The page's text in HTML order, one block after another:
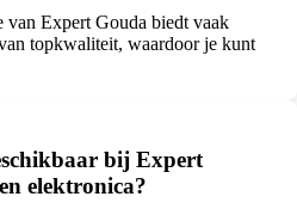
van Expert Gouda biedt vaak
topkwaliteit, waardoor je kunt
bij Expert
elektronica?